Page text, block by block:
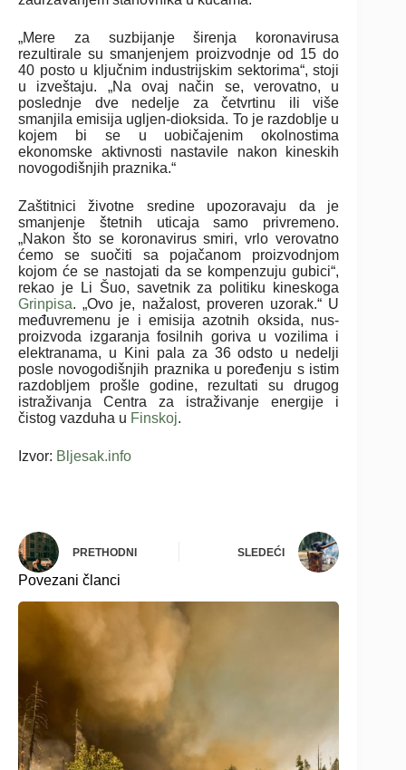
„Mere za suzbijanje širenja koronavirusa
rezultirale su smanjenjem proizvodnje od 15 do
40 posto u ključnim industrijskim sektorima“, stoji
u izveštaju. „Na ovaj način se, verovatno, u
poslednje dve nedelje za četvrtinu ili više
smanjila emisija ugljen-dioksida. To je razdoblje u
kojem bi se u uobičajenim okolnostima
ekonomske aktivnosti nastavile nakon kineskih
novogodišnjih praznika.“
Zaštitnici životne sredine upozoravaju da je
smanjenje štetnih uticaja samo privremeno.
„Nakon što se koronavirus smiri, vrlo verovatno
ćemo se suočiti sa pojačanom proizvodnjom
kojom će se nastojati da se kompenzuju gubici“,
rekao je Li Šuo, savetnik za politiku kineskoga
Grinpisa. „Ovo je, nažalost, proveren uzorak.“ U
međuvremenu je i emisija azotnih oksida, nus-
proizvoda izgaranja fosilnih goriva u vozilima i
elektranama, u Kini pala za 36 odsto u nedelji
posle novogodišnjih praznika u poređenju s istim
razdobljem prošle godine, rezultati su drugog
istraživanja Centra za istraživanje energije i
čistog vazduha u Finskoj.
Izvor: Bljesak.info
PRETHODNI SLEDEĆI
Povezani članci